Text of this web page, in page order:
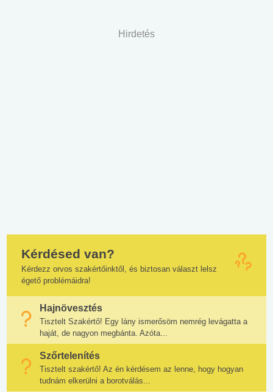
Hirdetés
Kérdésed van?
Kérdezz orvos szakértőinktől, és biztosan választ lelsz
égető problémáidra!
Hajnövesztés
Tisztelt Szakértő! Egy lány ismerősöm nemrég levágatta a
haját, de nagyon megbánta. Azóta...
Szőrtelenítés
Tisztelt szakértő! Az én kérdésem az lenne, hogy hogyan
tudnám elkerülni a borotválás...